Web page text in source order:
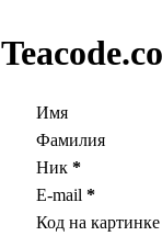
Имя
Фамилия
Ник *
E-mail *
Код на